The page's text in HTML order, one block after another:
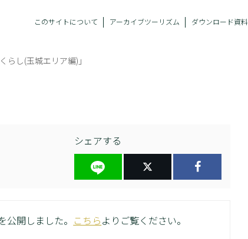
このサイトについて アーカイブツーリズム ダウンロード資料
らし(玉城エリア編)」
シェアする
開しました。 こちらよりご覧ください。